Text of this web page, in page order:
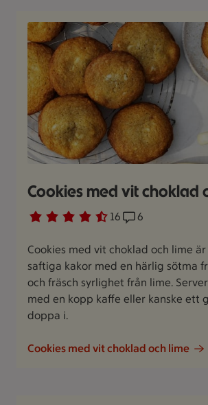
Cookies med vit choklad
Betyg 4.1 av 5. 16
16 personer har röstatReceptet har 6
6
Cookies med vit choklad och lime
saftiga kakor med en härlig sötma
och fräsch syrlighet från lime.
med en kopp kaffe eller kanske ett
doppa i.
Cookies med vit choklad och lime